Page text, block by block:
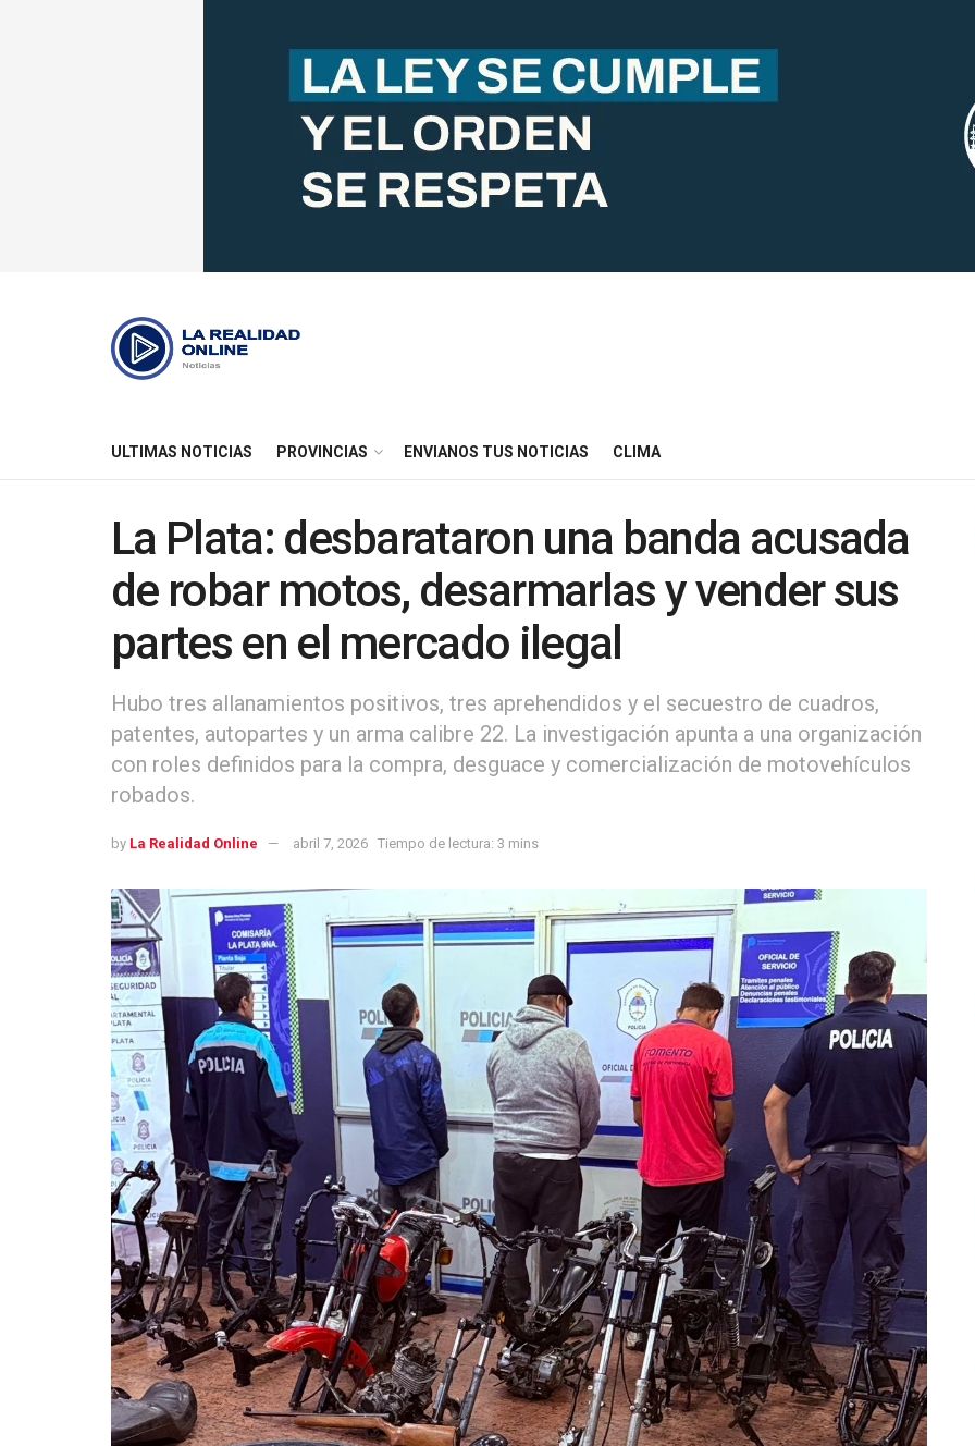
ULTIMAS NOTICIAS PROVINCIAS ENVIANOS TUS NOTICIAS CLIMA
La Plata: desbarataron una banda acusada
de robar motos, desarmarlas y vender sus
partes en el mercado ilegal
Hubo tres allanamientos positivos, tres aprehendidos y el secuestro de cuadros,
patentes, autopartes y un arma calibre 22. La investigación apunta a una organización
con roles definidos para la compra, desguace y comercialización de motovehículos
robados.
by La Realidad Online abril 7, 2026 Tiempo de lectura: 3 mins